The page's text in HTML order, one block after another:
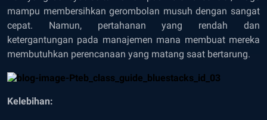
mampu membersihkan gerombolan musuh dengan sangat
cepat. Namun, pertahanan yang rendah dan
ketergantungan pada manajemen mana membuat mereka
membutuhkan perencanaan yang matang saat bertarung.
Kelebihan: